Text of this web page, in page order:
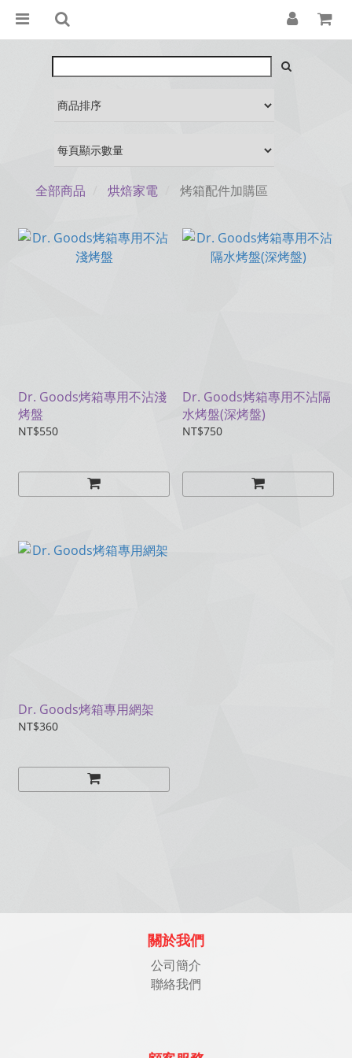
全部商品 烘焙家電 烤箱配件加購區
Dr. Goods烤箱專用不沾淺
烤盤
NT$550
Dr. Goods烤箱專用不沾隔
水烤盤(深烤盤)
NT$750
Dr. Goods烤箱專用網架
NT$360
關於我們
公司簡介
聯絡我們